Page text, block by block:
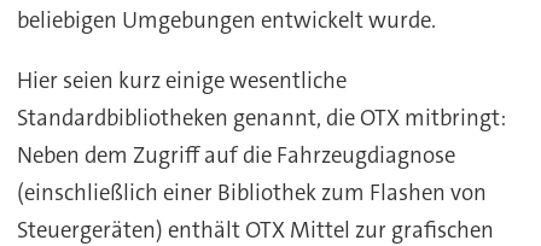
beliebigen Umgebungen entwickelt wurde.
Hier seien kurz einige wesentliche
Standardbibliotheken genannt, die OTX mitbringt:
Neben dem Zugriff auf die Fahrzeugdiagnose
(einschließlich einer Bibliothek zum Flashen von
Steuergeräten) enthält OTX Mittel zur grafischen